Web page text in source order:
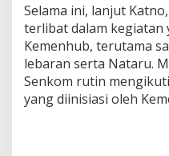
Selama ini, lanjut
terlibat dalam kegiatan
Kemenhub, terutama
lebaran serta Nataru.
Senkom rutin
yang diinisiasi oleh